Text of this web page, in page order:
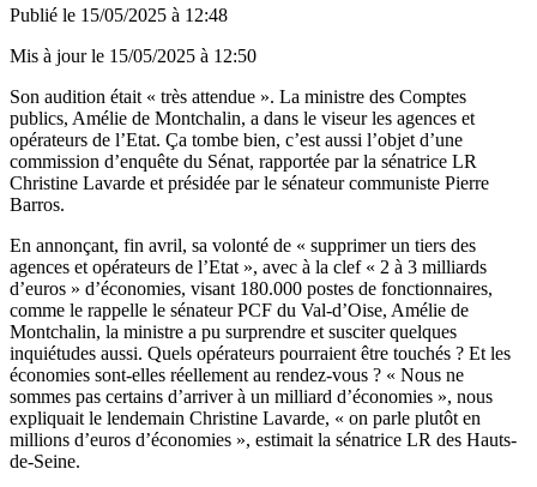
Publié le 15/05/2025 à 12:48
Mis à jour le 15/05/2025 à 12:50
Son audition était « très attendue ». La ministre des Comptes
publics, Amélie de Montchalin, a dans le viseur les agences et
opérateurs de l’Etat. Ça tombe bien, c’est aussi l’objet d’une
commission d’enquête du Sénat, rapportée par la sénatrice LR
Christine Lavarde et présidée par le sénateur communiste Pierre
Barros.
En annonçant, fin avril, sa volonté de « supprimer un tiers des
agences et opérateurs de l’Etat », avec à la clef « 2 à 3 milliards
d’euros » d’économies, visant 180.000 postes de fonctionnaires,
comme le rappelle le sénateur PCF du Val-d’Oise, Amélie de
Montchalin, la ministre a pu surprendre et susciter quelques
inquiétudes aussi. Quels opérateurs pourraient être touchés ? Et les
économies sont-elles réellement au rendez-vous ? « Nous ne
sommes pas certains d’arriver à un milliard d’économies », nous
expliquait le lendemain Christine Lavarde, « on parle plutôt en
millions d’euros d’économies », estimait la sénatrice LR des Hauts-
de-Seine.